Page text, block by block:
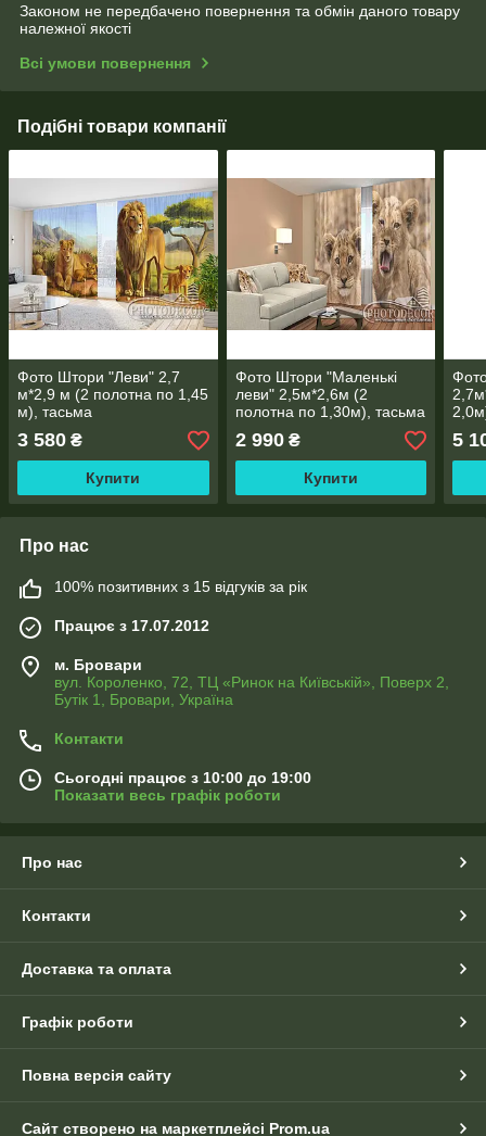
Законом не передбачено повернення та обмін даного товару
належної якості
Всі умови повернення
Подібні товари компанії
Фото Штори "Леви" 2,7
м*2,9 м (2 полотна по 1,45
м), тасьма
3 580 ₴
Купити
Фото Штори "Маленькі
леви" 2,5м*2,6м (2
полотна по 1,30м), тасьма
2 990₴
Купити
5
Про нас
100% позитивних з 15 відгуків за рік
Працює з 17.07.2012
м. Бровари
вул. Короленко, 72, ТЦ «Ринок на Київській», Поверх 2,
Бутік 1, Бровари, Україна
Контакти
Сьогодні працює з 10:00 до 19:00
Показати весь графік роботи
Про нас
Контакти
Доставка та оплата
Графік роботи
Повна версія сайту
Сайт створено на маркетплейсі Prom.ua